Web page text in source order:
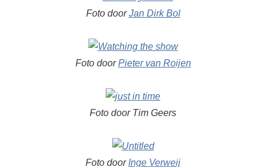
Foto doorJan Dirk Bol
Foto doorPieter van Roijen
Foto door Tim Geers
Foto doorInge Verweij